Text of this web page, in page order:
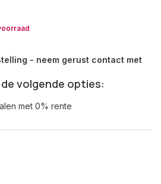
- neem gerust contact met
volgende opties:
met 0% rente